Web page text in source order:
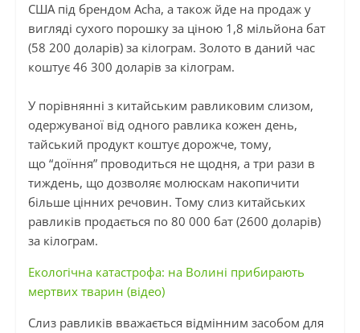
США під брендом Acha, а також йде на продаж у
вигляді сухого порошку за ціною 1,8 мільйона бат
(58 200 доларів) за кілограм. Золото в даний час
коштує 46 300 доларів за кілограм.
У порівнянні з китайським равликовим слизом,
одержуваної від одного равлика кожен день,
тайський продукт коштує дорожче, тому,
що “доїння” проводиться не щодня, а три рази в
тиждень, що дозволяє молюскам накопичити
більше цінних речовин. Тому слиз китайських
равликів продається по 80 000 бат (2600 доларів)
за кілограм.
Екологічна катастрофа: на Волині прибирають
мертвих тварин (відео)
Слиз равликів вважається відмінним засобом для